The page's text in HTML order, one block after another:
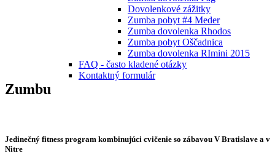
Dovolenkové zážitky
Zumba pobyt #4 Meder
Zumba dovolenka Rhodos
Zumba pobyt Oščadnica
Zumba dovolenka RImini 2015
FAQ - často kladené otázky
Kontaktný formulár
Zumbu
Jedinečný fitness program kombinujúci cvičenie so zábavou V Bratislave a v
Nitre